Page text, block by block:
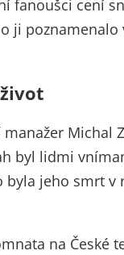
fanoušci cení
ji poznamenalo
Michal
byl lidmi
jeho smrt v
na České